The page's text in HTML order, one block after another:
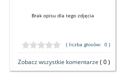
Brak opisu dla tego zdjęcia
( liczba głosów: 0 )
Zobacz wszystkie komentarze ( 0 )